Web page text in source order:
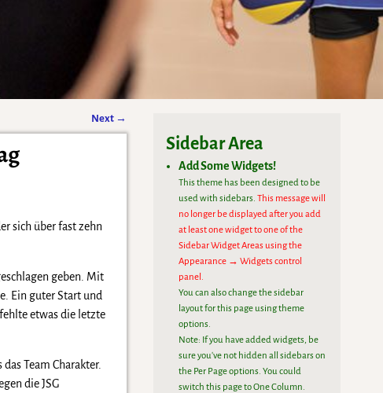
Next →
sich über fast zehn
geben. Mit
Ein guter Start und
etwas die letzte
Team Charakter.
die JSG
Sidebar Area
Add Some Widgets!
This theme has been designed to be
used with sidebars.This message will
no longer be displayed after you add
at least one widget to one of the
Sidebar Widget Areas using the
Appearance → Widgets control
panel.
You can also change the sidebar
layout for this page using theme
options.
Note: If you have added widgets, be
sure you've not hidden all sidebars on
the Per Page options. You could
switch this page to One Column.